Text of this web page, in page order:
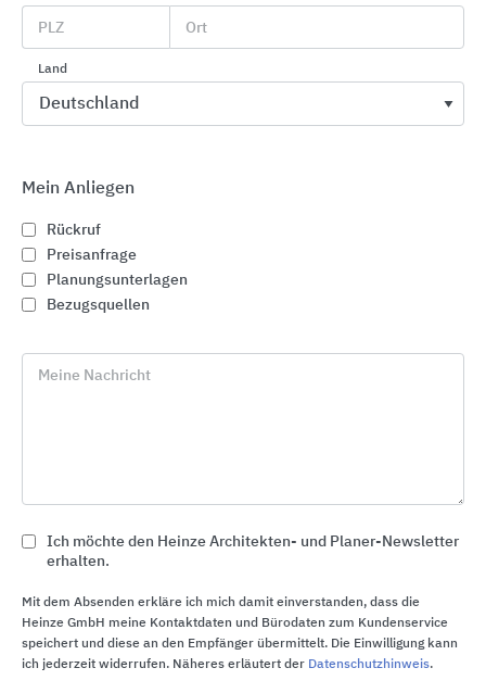
Gewässerschutz: Abscheider und Pumpstationen
ACO
PLZ Ort
Land
Mein Anliegen
Rückruf
Preisanfrage
Planungsunterlagen
Bezugsquellen
Meine Nachricht
Ich möchte den Heinze Architekten- und Planer-Newsletter
erhalten.
Mit dem Absenden erkläre ich mich damit einverstanden, dass die
Heinze GmbH meine Kontaktdaten und Bürodaten zum Kundenservice
speichert und diese an den Empfänger übermittelt. Die Einwilligung kann
ich jederzeit widerrufen. Näheres erläutert der Datenschutzhinweis.